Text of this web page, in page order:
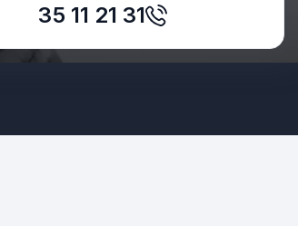
35 11 21 31